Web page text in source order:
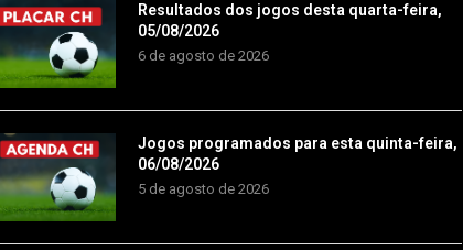
Resultados dos jogos desta quarta-feira,
05/08/2026
6 de agosto de 2026
Jogos programados para esta quinta-feira,
06/08/2026
5 de agosto de 2026